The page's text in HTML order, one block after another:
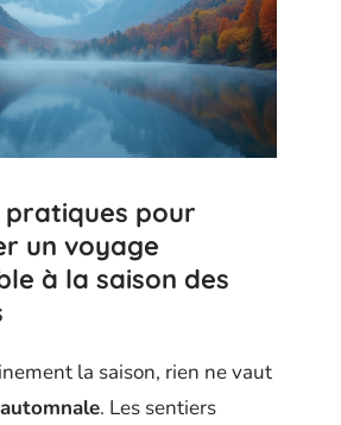
pratiques pour
un voyage
à la saison des
la saison, rien ne vaut
. Les sentiers